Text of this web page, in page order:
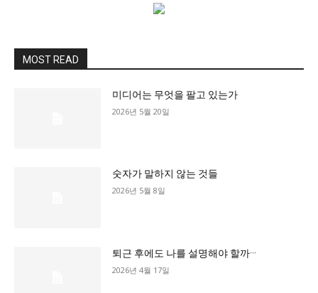
MOST READ
미디어는 무엇을 팔고 있는가
2026년 5월 20일
숫자가 말하지 않는 것들
2026년 5월 8일
퇴근 후에도 나를 설명해야 할까···
2026년 4월 17일